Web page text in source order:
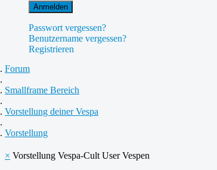
Anmelden
Passwort vergessen?
Benutzername vergessen?
Registrieren
Forum
Smallframe Bereich
Vorstellung deiner Vespa
Vorstellung
× Vorstellung Vespa-Cult User Vespen